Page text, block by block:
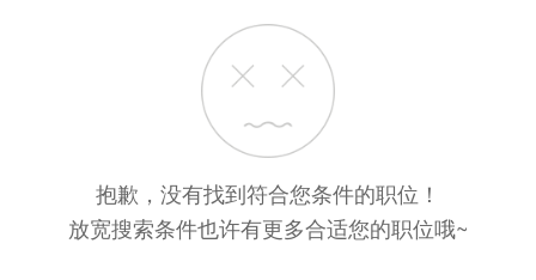
抱歉，没有找到符合您条件的职位！
放宽搜索条件也许有更多合适您的职位哦~